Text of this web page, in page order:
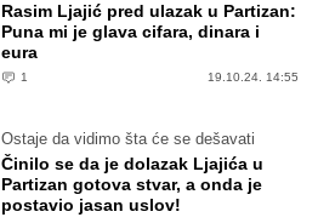
Rasim Ljajić pred ulazak u Partizan:
Puna mi je glava cifara, dinara i
eura
1 19.10.24. 14:55
Ostaje da vidimo šta će se dešavati
Činilo se da je dolazak Ljajića u
Partizan gotova stvar, a onda je
postavio jasan uslov!